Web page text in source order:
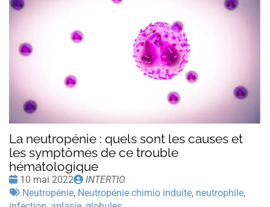
La neutropénie : quels sont les causes et
les symptômes de ce trouble
hématologique
Date
:
10 mai 2022
Publié
par
INTERTIO
Tags
Neutropénie, Neutropénie chimio induite, neutrophile,